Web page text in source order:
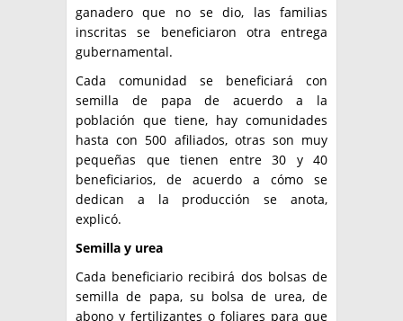
ganadero que no se dio, las familias
inscritas se beneficiaron otra entrega
gubernamental.
Cada comunidad se beneficiará con
semilla de papa de acuerdo a la
población que tiene, hay comunidades
hasta con 500 afiliados, otras son muy
pequeñas que tienen entre 30 y 40
beneficiarios, de acuerdo a cómo se
dedican a la producción se anota,
explicó.
Semilla y urea
Cada beneficiario recibirá dos bolsas de
semilla de papa, su bolsa de urea, de
abono y fertilizantes o foliares para que